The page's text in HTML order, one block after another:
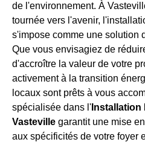
de l'environnement. À
tournée vers l'avenir,
s'impose comme une solution
Que vous envisagiez de
d'accroître la valeur de votre
activement à la transition
locaux sont prêts à vous
spécialisée dans l'
Vasteville garantit une mise
aux spécificités de votre foyer